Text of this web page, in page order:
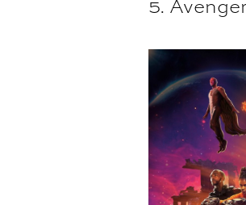
5.